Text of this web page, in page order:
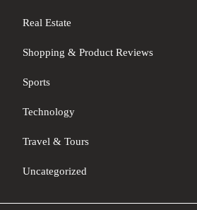
Real Estate
Shopping & Product Reviews
Sports
Technology
Travel & Tours
Uncategorized